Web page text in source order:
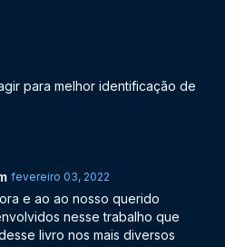
para melhor identificação de
fevereiro 03, 2022
e ao ao nosso querido
nesse trabalho que
livro nos mais diversos